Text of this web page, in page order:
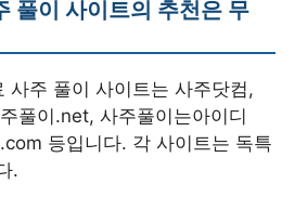
풀이 사이트의 추천은 무
사주 풀이 사이트는 사주닷컴,
풀이.net, 사주풀이는아이디
등입니다. 각 사이트는 독특
.